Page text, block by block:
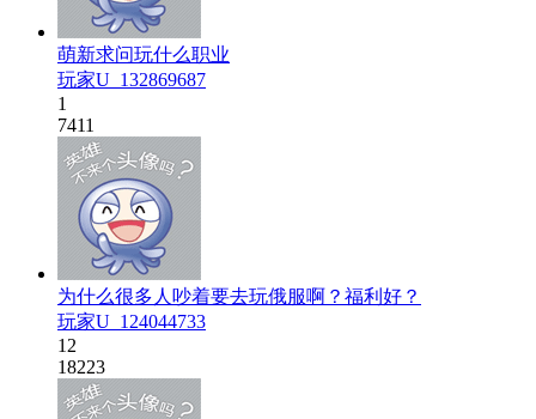
萌新求问玩什么职业
玩家U_132869687
1
7411
为什么很多人吵着要去玩俄服啊？福利好？
玩家U_124044733
12
18223